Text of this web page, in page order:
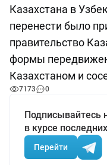
Казахстана в
перенести было
правительство
формы
Казахстаном и
7173 0
Подписывайтесь
в курсе
Перейти